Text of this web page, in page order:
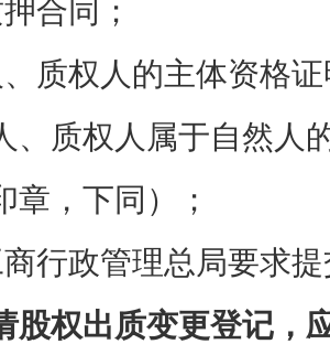
合同；
质权人的主体资格
、质权人属于自然人
章，下同）；
行政管理总局要求
股权出质变更登记，